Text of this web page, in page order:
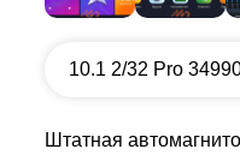
10.1 2/32 Pro
Штатная